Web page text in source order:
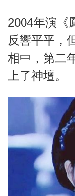
2004年演《
反響平平，
相中，第二
上了神壇。